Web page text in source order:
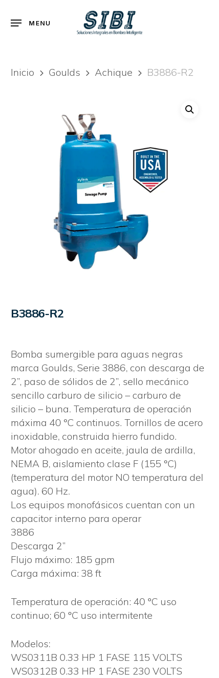
MENU
Inicio Goulds Achique B3886-R2
B3886-R2
Bomba sumergible para aguas negras
marca Goulds, Serie 3886, con descarga de
2”, paso de sólidos de 2”, sello mecánico
sencillo carburo de silicio – carburo de
silicio – buna. Temperatura de operación
máxima 40 °C continuos. Tornillos de acero
inoxidable, construida hierro fundido.
Motor ahogado en aceite, jaula de ardilla,
NEMA B, aislamiento clase F (155 °C)
(temperatura del motor NO temperatura del
agua). 60 Hz.
Los equipos monofásicos cuentan con un
capacitor interno para operar
3886
Descarga 2”
Flujo máximo: 185 gpm
Carga máxima: 38 ft
Temperatura de operación: 40 °C uso
continuo; 60 °C uso intermitente
Modelos:
WS0311B 0.33 HP 1 FASE 115 VOLTS
WS0312B 0.33 HP 1 FASE 230 VOLTS
Menu